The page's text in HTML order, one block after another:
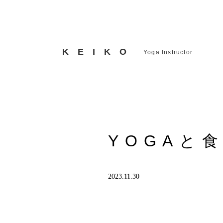
KEIKO Yoga Instructor
YOGAと
2023.11.30